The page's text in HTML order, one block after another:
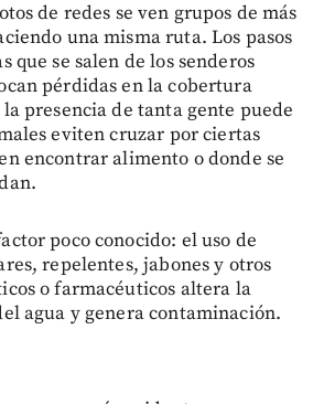
de redes se ven grupos de más
una misma ruta. Los pasos
que se salen de los senderos
pérdidas en la cobertura
presencia de tanta gente puede
eviten cruzar por ciertas
encontrar alimento o donde se
poco conocido: el uso de
repelentes, jabones y otros
o farmacéuticos altera la
agua y genera contaminación.